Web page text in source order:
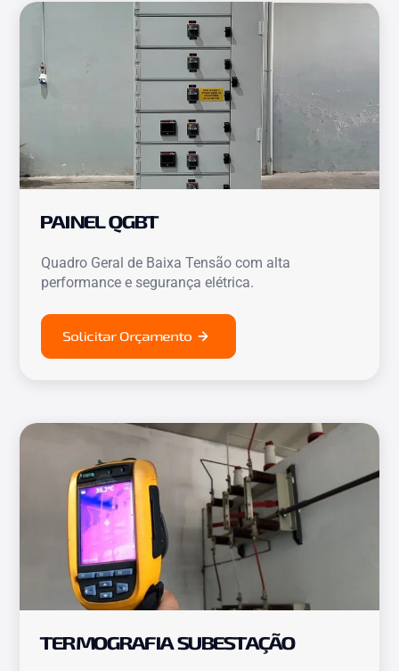
PAINEL QGBT
Quadro Geral de Baixa Tensão com alta
performance e segurança elétrica.
Solicitar Orçamento
TERMOGRAFIA SUBESTAÇÃO